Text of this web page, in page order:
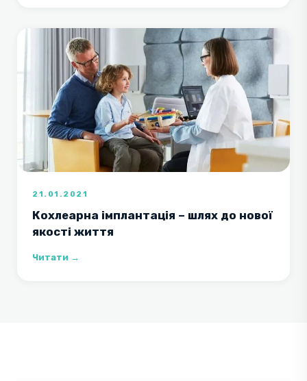
21.01.2021
Кохлеарна імплантація – шлях до нової
якості життя
Читати →